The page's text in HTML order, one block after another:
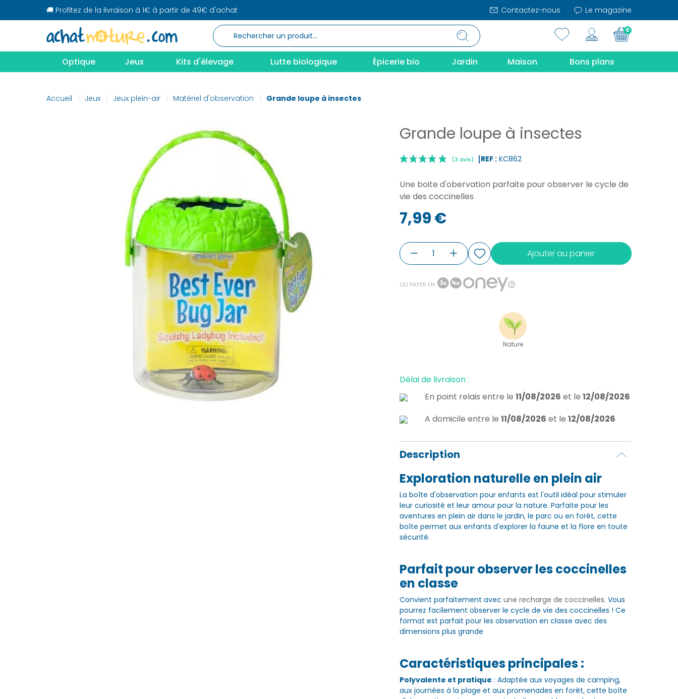
🚚 Profitez de la livraison à 1€ à partir de 49€ d'achat Contactez-nous Le magazine
0
Optique Jeux Kits d'élevage Lutte biologique Épicerie bio Jardin Maison Bons plans
Accueil Jeux Jeux plein-air Matériel d'observation Grande loupe à insectes
Grande loupe à insectes
REF : KC862
(3 avis) |
Une boite d'obervation parfaite pour observer le cycle de
vie des coccinelles
7,99 €
Ajouter au panier
OU PAYER EN
Nature
Délai de livraison :
En point relais entre le 11/08/2026 et le 12/08/2026
A domicile entre le 11/08/2026 et le 12/08/2026
Description
Exploration naturelle en plein air
La boîte d'observation pour enfants est l'outil idéal pour stimuler
leur curiosité et leur amour pour la nature. Parfaite pour les
aventures en plein air dans le jardin, le parc ou en forêt, cette
boîte permet aux enfants d'explorer la faune et la flore en toute
sécurité.
Parfait pour observer les coccinelles
en classe
Convient parfaitement avec une recharge de coccinelles. Vous
pourrez facilement observer le cycle de vie des coccinelles ! Ce
format est parfait pour les observation en classe avec des
dimensions plus grande
Caractéristiques principales :
Polyvalente et pratique : Adaptée aux voyages de camping,
aux journées à la plage et aux promenades en forêt, cette boîte